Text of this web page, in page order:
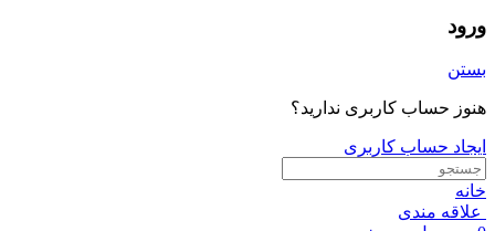
ورود
بستن
هنوز حساب کاربری ندارید؟
ایجاد حساب کاربری
خانه
علاقه مندی